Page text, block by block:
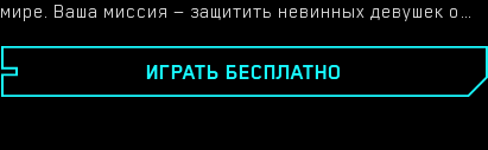
мире. Ваша миссия — защитить невинных девушек от
злых банд. (И соблазнить их...). Это визуальная
новелла. Персонажи будут относиться к вам в
зависимости от ваших ответов. Получайте
ИГРАТЬ БЕСПЛАТНО